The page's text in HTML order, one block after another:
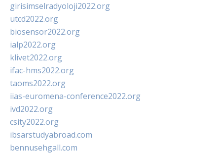
girisimselradyoloji2022.org
utcd2022.org
biosensor2022.org
ialp2022.org
klivet2022.org
ifac-hms2022.org
taoms2022.org
iias-euromena-conference2022.org
ivd2022.org
csity2022.org
ibsarstudyabroad.com
bennusehgall.com